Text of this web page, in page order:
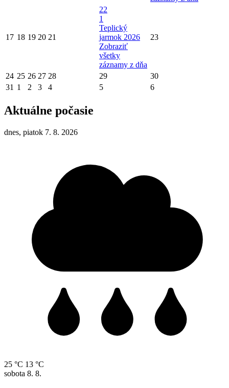
17 18 19 20 21
22
1
Teplický
jarmok 2026
Zobraziť
všetky
záznamy z dňa
23
24 25 26 27 28 29
30
31 1 2 3 4 5 6
Aktuálne počasie
dnes, piatok 7. 8. 2026
25 °C 13 °C
sobota 8. 8.